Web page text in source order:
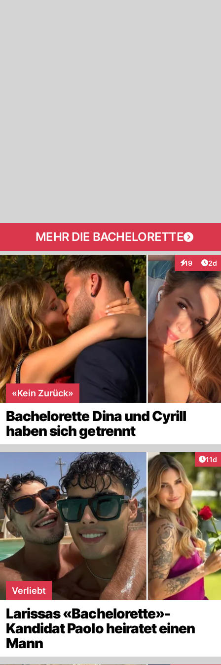
MEHR DIE BACHELORETTE
19
Interaktionen
2d
«Kein Zurück»
Bachelorette Dina und Cyrill
haben sich getrennt
11d
Verliebt
Larissas «Bachelorette»-
Kandidat Paolo heiratet einen
Mann